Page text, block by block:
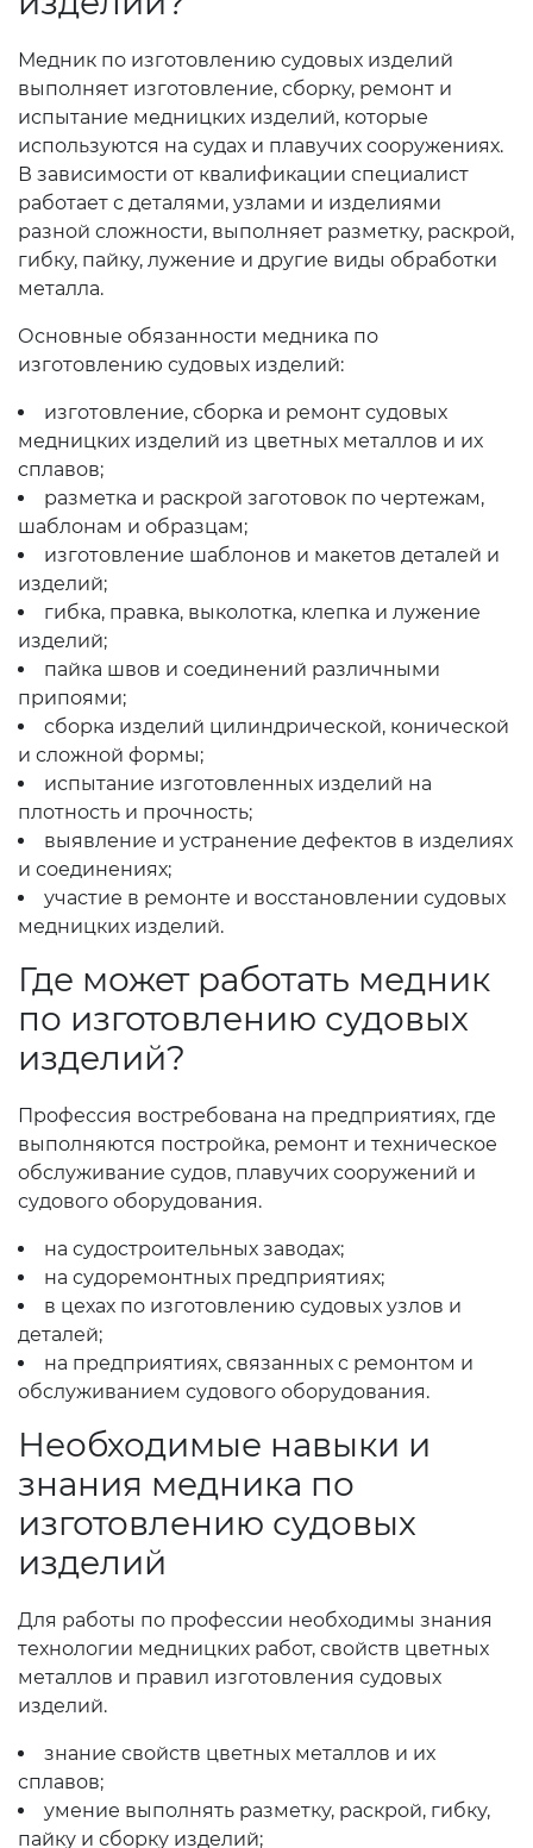
Медник по изготовлению судовых изделий
выполняет изготовление, сборку, ремонт и
испытание медницких изделий, которые
используются на судах и плавучих сооружениях.
В зависимости от квалификации специалист
работает с деталями, узлами и изделиями
разной сложности, выполняет разметку, раскрой,
гибку, пайку, лужение и другие виды обработки
металла.
Основные обязанности медника по
изготовлению судовых изделий:
изготовление, сборка и ремонт судовых
медницких изделий из цветных металлов и их
сплавов;
разметка и раскрой заготовок по чертежам,
шаблонам и образцам;
изготовление шаблонов и макетов деталей и
изделий;
гибка, правка, выколотка, клепка и лужение
изделий;
пайка швов и соединений различными
припоями;
сборка изделий цилиндрической, конической
и сложной формы;
испытание изготовленных изделий на
плотность и прочность;
выявление и устранение дефектов в изделиях
и соединениях;
участие в ремонте и восстановлении судовых
медницких изделий.
Где может работать медник
по изготовлению судовых
изделий?
Профессия востребована на предприятиях, где
выполняются постройка, ремонт и техническое
обслуживание судов, плавучих сооружений и
судового оборудования.
на судостроительных заводах;
на судоремонтных предприятиях;
в цехах по изготовлению судовых узлов и
деталей;
на предприятиях, связанных с ремонтом и
обслуживанием судового оборудования.
Необходимые навыки и
знания медника по
изготовлению судовых
изделий
Для работы по профессии необходимы знания
технологии медницких работ, свойств цветных
металлов и правил изготовления судовых
изделий.
знание свойств цветных металлов и их
сплавов;
умение выполнять разметку, раскрой, гибку,
пайку и сборку изделий;